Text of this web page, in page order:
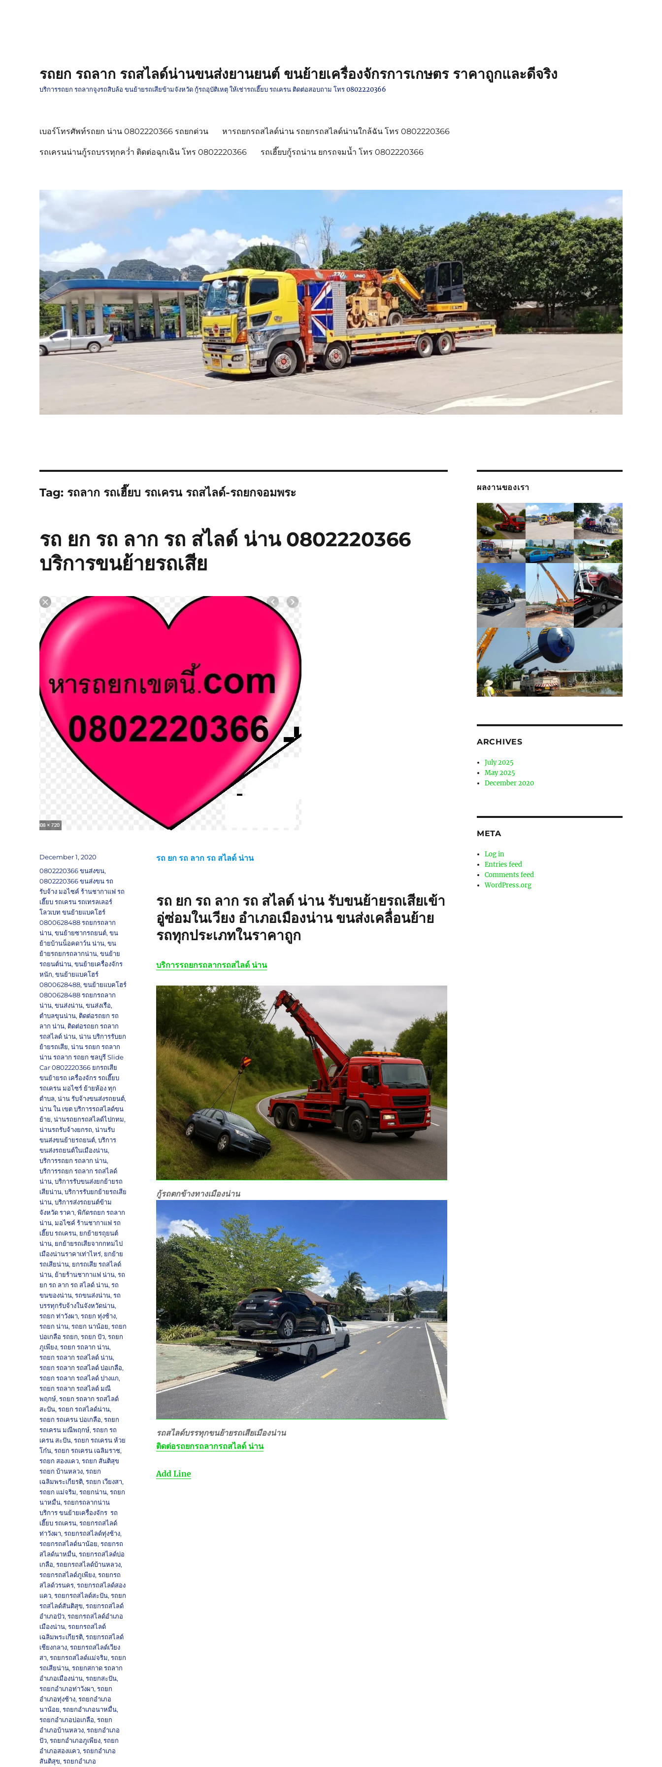
รถยก รถลาก รถสไลด์น่านขนส่งยานยนต์ ขนย้ายเครื่องจักรการเกษตร ราคาถูกและดีจริง
บริการรถยก รถลากจูงรถสิบล้อ ขนย้ายรถเสียข้ามจังหวัด กู้รถอุบัติเหตุ ให้เช่ารถเฮี๊ยบ รถเครน ติดต่อสอบถาม โทร 0802220366
เบอร์โทรศัพท์รถยก น่าน 0802220366 รถยกด่วน หารถยกรถสไลด์น่าน รถยกรถสไลด์น่านใกล้ฉัน โทร 0802220366
รถเครนน่านกู้รถบรรทุกคว่ำ ติดต่อฉุกเฉิน โทร 0802220366 รถเฮี๊ยบกู้รถน่าน ยกรถจมน้ำ โทร 0802220366
Tag: รถลาก รถเฮี๊ยบ รถเครน รถสไลด์-รถยกจอมพระ
รถ ยก รถ ลาก รถ สไลด์ น่าน 0802220366
บริการขนย้ายรถเสีย
รถ ยก รถ ลาก รถ สไลด์ น่าน
รถ ยก รถ ลาก รถ สไลด์ น่านรับขนย้ายรถเสียเข้า
อู่ซ่อมในเวียง อำเภอเมืองน่าน ขนส่งเคลื่อนย้าย
รถทุกประเภทในราคาถูก
บริการรถยกรถลากรถสไลด์ น่าน
กู้รถตกข้างทางเมืองน่าน
รถสไลด์บรรทุกขนย้ายรถเสียเมืองน่าน
ติดต่อรถยกรถลากรถสไลด์ น่าน
Add Line
Posted
on
December 1, 2020
Tags
0802220366 ขนส่งขน,
0802220366 ขนส่งขน รถ
รับจ้าง มอไซค์ ร้านชากาแฟ รถ
เฮี๊ยบ รถเครน รถเทรลเลอร์
โลวเบท ขนย้ายแบคโฮร์
0800628488 รถยกรถลาก
น่าน,ขนย้ายซากรถยนต์,ขน
ย้ายบ้านน็อคดาว์น น่าน,ขน
ย้ายรถยกรถลากน่าน,ขนย้าย
รถยนต์น่าน,ขนย้ายเครื่องจักร
หนัก,ขนย้ายแบคโฮร์
0800628488,ขนย้ายแบคโฮร์
0800628488 รถยกรถลาก
น่าน,ขนส่งน่าน,ขนส่งเรือ,
ตำบลขุนน่าน, ติดต่อรถยก รถ
ลาก น่าน, ติดต่อรถยก รถลาก
รถสไลด์ น่าน,น่าน บริการรับยก
ย้ายรถเสีย,น่าน รถยก รถลาก
น่าน รถลาก รถยก ชลบุรี Slide
Car 0802220366 ยกรถเสีย
ขนย้ายรถ เครื่องจักร รถเฮี๊ยบ
รถเครน มอไซร์ ย้ายห้อง ทุก
ตำบล,น่าน รับจ้างขนส่งรถยนต์,
น่าน ใน เขต บริการรถสไลด์ขน
ย้าย,น่านรถยกรถสไลด์ไปกทม,
น่านรถรับจ้างยกรถ,น่านรับ
ขนส่งขนย้ายรถยนต์,บริการ
ขนส่งรถยนต์ในเมืองน่าน,
บริการรถยก รถลาก น่าน,
บริการรถยก รถลาก รถสไลด์
น่าน,บริการรับขนส่งยกย้ายรถ
เสียน่าน,บริการรับยกย้ายรถเสีย
น่าน,บริการส่งรถยนต์ข้าม
จังหวัด ราคา,พิกัดรถยก รถลาก
น่าน,มอไซค์ ร้านชากาแฟ รถ
เฮี๊ยบ รถเครน, ยกย้ายรถุยนต์
น่าน, ยกย้ายรถเสียจากกทมไป
เมืองน่านราคาเท่าไหร่, ยกย้าย
รถเสียน่าน, ยกรถเสีย รถสไลด์
น่าน, ย้ายร้านชากาแฟ น่าน,รถ
ยก รถ ลาก รถ สไลด์ น่าน,รถ
ขนของน่าน,รถขนส่งน่าน,รถ
บรรทุกรับจ้างในจังหวัดน่าน,
รถยก ท่าวังผา,รถยก ทุ่งช้าง,
รถยก น่าน,รถยก นาน้อย,รถยก
บ่อเกลือ รถยก,รถยก ปัว,รถยก
ภูเพียง,รถยก รถลาก น่าน,
รถยก รถลาก รถสไลด์ น่าน,
รถยก รถลาก รถสไลด์ บ่อเกลือ,
รถยก รถลาก รถสไลด์ ปางแก,
รถยก รถลาก รถสไลด์ มณี
พฤกษ์,รถยก รถลาก รถสไลด์
สะปัน,รถยก รถสไลด์น่าน,
รถยก รถเครน บ่อเกลือ,รถยก
รถเครน มณีพฤกษ์,รถยก รถ
เครน สะปัน,รถยก รถเครน ห้วย
โก๋น,รถยก รถเครน เฉลิมราช,
รถยก สองแคว,รถยก สันติสุข
รถยก บ้านหลวง,รถยก
เฉลิมพระเกียรติ,รถยก เวียงสา,
รถยก แม่จริม,รถยกน่าน,รถยก
นาหมื่น,รถยกรถลากน่าน
บริการ ขนย้ายเครื่องจักร รถ
เฮี๊ยบ รถเครน,รถยกรถสไลด์
ท่าวังผา,รถยกรถสไลด์ทุ่งช้าง,
รถยกรถสไลด์นาน้อย,รถยกรถ
สไลด์นาหมื่น,รถยกรถสไลด์บ่อ
เกลือ,รถยกรถสไลด์บ้านหลวง,
รถยกรถสไลด์ภูเพียง,รถยกรถ
สไลด์วรนคร,รถยกรถสไลด์สอง
แคว,รถยกรถสไลด์สะปัน,รถยก
รถสไลด์สันติสุข,รถยกรถสไลด์
อำเภอปัว,รถยกรถสไลด์อำเภอ
เมืองน่าน,รถยกรถสไลด์
เฉลิมพระเกียรติ,รถยกรถสไลด์
เชียงกลาง,รถยกรถสไลด์เวียง
สา,รถยกรถสไลด์แม่จริม,รถยก
รถเสียน่าน,รถยกสกาด รถลาก
อำเภอเมืองน่าน,รถยกสะปัน,
รถยกอำเภอท่าวังผา,รถยก
อำเภอทุ่งช้าง,รถยกอำเภอ
นาน้อย,รถยกอำเภอนาหมื่น,
รถยกอำเภอบ่อเกลือ,รถยก
อำเภอบ้านหลวง,รถยกอำเภอ
ปัว,รถยกอำเภอภูเพียง,รถยก
อำเภอสองแคว,รถยกอำเภอ
สันติสุข,รถยกอำเภอ
ผลงานของเรา
ARCHIVES
July 2025
May 2025
December 2020
META
Log in
Entries feed
Comments feed
WordPress.org